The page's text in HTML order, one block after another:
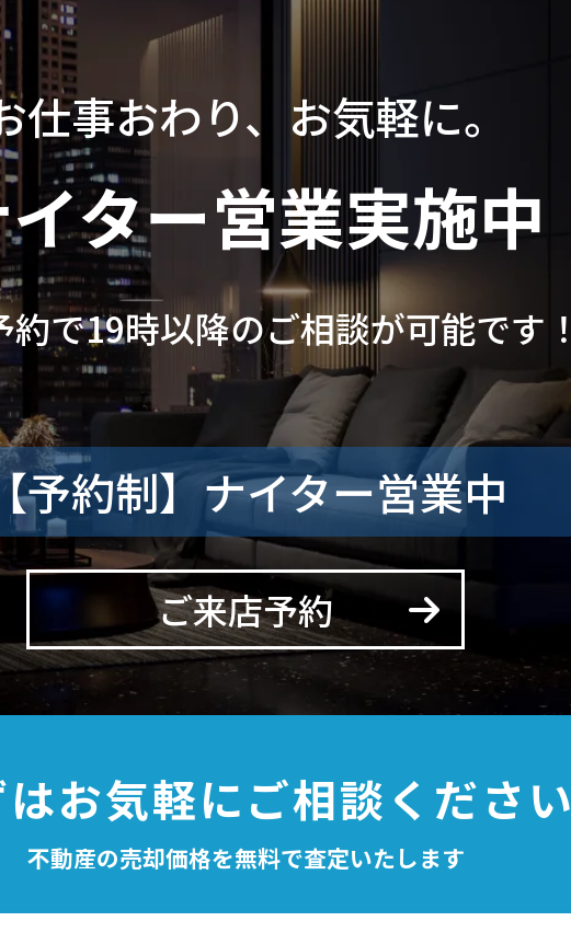
仕事おわり、お気軽に。
ター営業実施中
約で19時以降のご相談が可能です！
予約制】ナイター営業中
ご来店予約
お気軽にご相談ください
不動産の売却価格を無料で査定いたします